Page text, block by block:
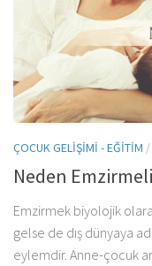
ÇOCUK GELIŞIMI - EĞITIM /
Neden
Emzirmek biyolojik
gelse de dış dünyaya
eylemdir. Anne-çocuk